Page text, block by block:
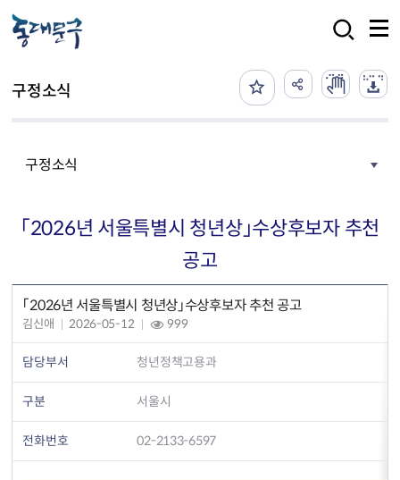
구정소식
구정소식
「2026년 서울특별시 청년상」수상후보자 추천
공고
「2026년 서울특별시 청년상」수상후보자 추천 공고
김신애 2026-05-12 999
담당부서 청년정책고용과
구분 서울시
전화번호 02-2133-6597